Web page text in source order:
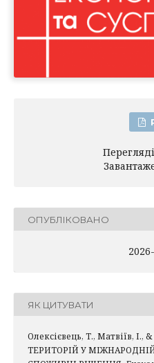
ОПУБЛІКОВАНО
ЯК ЦИТУВАТИ
Олексієвець, Т., Матвіїв,
ТЕРИТОРІЙ У